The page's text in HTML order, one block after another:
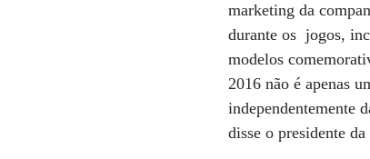
marketing da
durante os jogos,
modelos
2016 não é apenas
independentemente
disse o presidente